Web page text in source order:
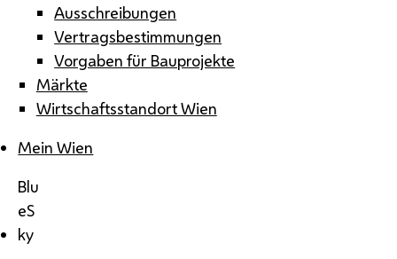
Ausschreibungen
Vertragsbestimmungen
Vorgaben für Bauprojekte
Märkte
Wirtschaftsstandort Wien
Mein Wien
Blu
eS
ky